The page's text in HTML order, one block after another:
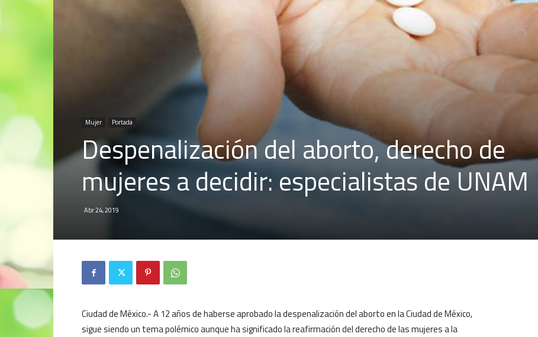
Mujer Portada
Despenalización del aborto, derecho de
mujeres a decidir: especialistas de UNAM
Abr 24, 2019
Ciudad de México.- A 12 años de haberse aprobado la despenalización del aborto en la Ciudad de México,
sigue siendo un tema polémico aunque ha significado la reafirmación del derecho de las mujeres a la